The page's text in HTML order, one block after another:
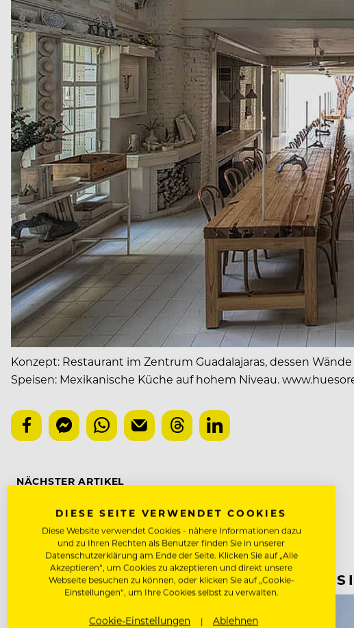
Konzept: Restaurant im Zentrum Guadalajaras, dessen
Speisen: Mexikanische Küche auf hohem Niveau.
NÄCHSTER ARTIKEL
VORHERIGER ARTIKEL
DAS KÖNNTE DICH AUCH
DIESE SEITE VERWENDET COOKIES
Diese Website verwendet Cookies - nähere Informationen dazu
und zu Ihren Rechten als Benutzer finden Sie in unserer
Datenschutzerklärung am Ende der Seite. Klicken Sie auf „Alle
Akzeptieren“, um Cookies zu akzeptieren und direkt unsere
Webseite besuchen zu können, oder klicken Sie auf „Cookie-
Einstellungen“, um Ihre Cookies selbst zu verwalten.
Cookie-Einstellungen Ablehnen